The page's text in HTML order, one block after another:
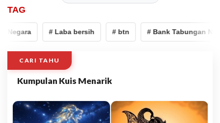
TAG
Negara # Laba bersih # btn # Bank Tabungan
CARI TAHU
Kumpulan Kuis Menarik